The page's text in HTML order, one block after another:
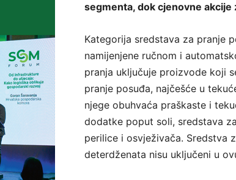
segmenta, dok cjenovne
Kategorija sredstava za pranje
namijenjene ručnom i
pranja uključuje proizvode koji
pranje posuđa, najčešće u
njege obuhvaća praškaste i
dodatke poput soli, sredstava
perilice i osvježivača. Sredstva
deterdženata nisu uključeni u